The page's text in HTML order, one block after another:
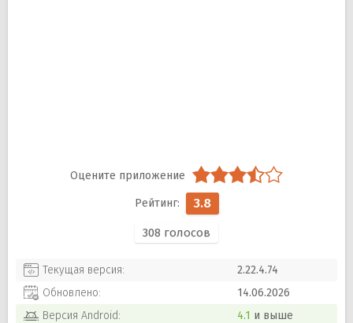
3.8
308 голосов
Текущая версия:
2.22.4.74
Обновлено:
14.06.2026
Версия Android: 4.1 и выше